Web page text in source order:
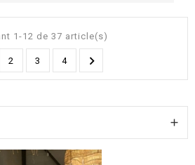
1-12 de 37 article(s)
2 3 4 
